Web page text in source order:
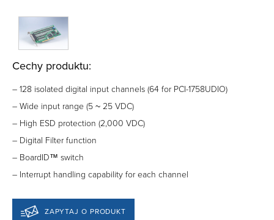
Cechy produktu:
– 128 isolated digital input channels (64 for PCI-1758UDIO)
– Wide input range (5 ~ 25 VDC)
– High ESD protection (2,000 VDC)
– Digital Filter function
– BoardID™ switch
– Interrupt handling capability for each channel
ZAPYTAJ O PRODUKT